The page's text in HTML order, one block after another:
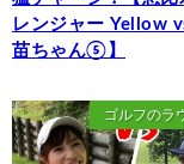
レンジャー Yellow
苗ちゃん⑤】
ゴルフのラ